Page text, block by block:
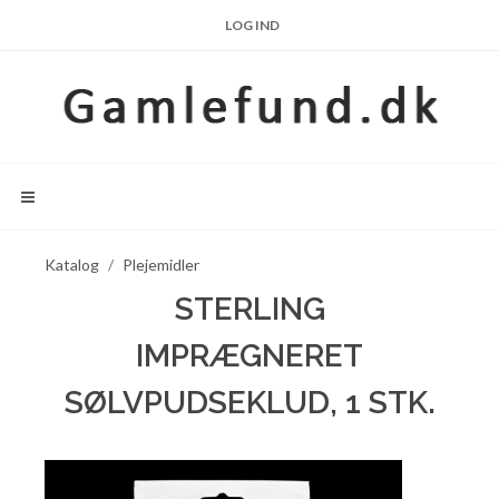
LOG IND
Katalog Plejemidler
STERLING
IMPRÆGNERET
SØLVPUDSEKLUD, 1 STK.